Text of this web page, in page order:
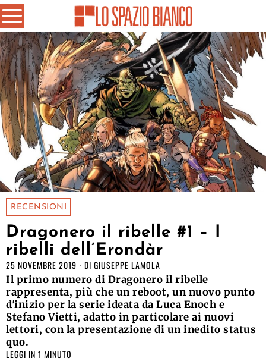
RECENSIONI
Dragonero il ribelle #1 – I
ribelli dell’Erondàr
25 NOVEMBRE 2019 DI GIUSEPPE LAMOLA
Il primo numero di Dragonero il ribelle
rappresenta, più che un reboot, un nuovo punto
d'inizio per la serie ideata da Luca Enoch e
Stefano Vietti, adatto in particolare ai nuovi
lettori, con la presentazione di un inedito status
quo.
LEGGI IN 1 MINUTO